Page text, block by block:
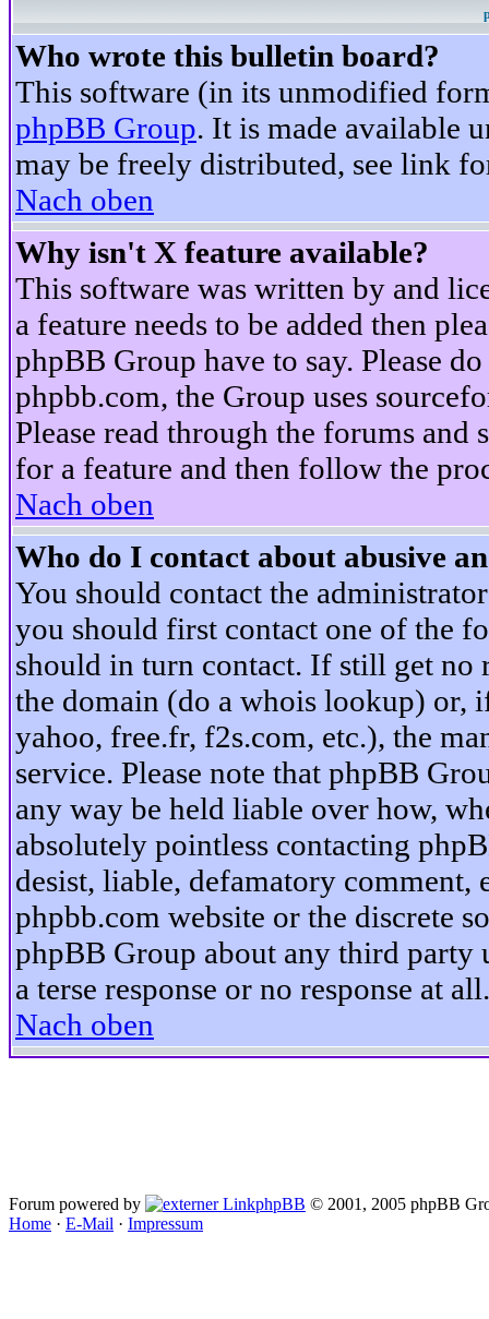
Who wrote this bulletin board?
This software (in its unmodified
phpBB Group. It is made available
may be freely distributed, see link
Nach oben
Why isn't X feature available?
This software was written by and
a feature needs to be added then
phpBB Group have to say. Please
phpbb.com, the Group uses
Please read through the forums
for a feature and then follow the
Nach oben
Who do I contact about abusive
You should contact the
you should first contact one of the
should in turn contact. If still get no
the domain (do a whois lookup) or,
yahoo, free.fr, f2s.com, etc.), the
service. Please note that phpBB
any way be held liable over how,
absolutely pointless contacting
desist, liable, defamatory
phpbb.com website or the discrete
phpBB Group about any third party
a terse response or no response at all.
Nach oben
Forum powered by phpBB © 2001, 2005 phpBB
Home · E-Mail · Impressum